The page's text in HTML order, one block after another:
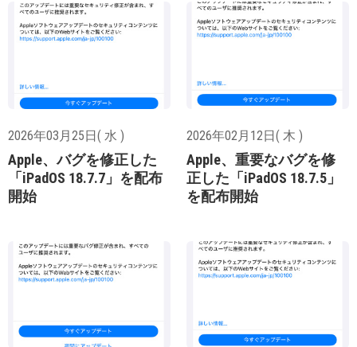
2026年03月25日( 水 )
Apple、バグを修正した
「iPadOS 18.7.7」を配布
開始
2026年02月12日( 木 )
Apple、重要なバグを修
正した「iPadOS 18.7.5」
を配布開始